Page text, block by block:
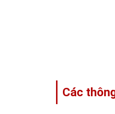
Các